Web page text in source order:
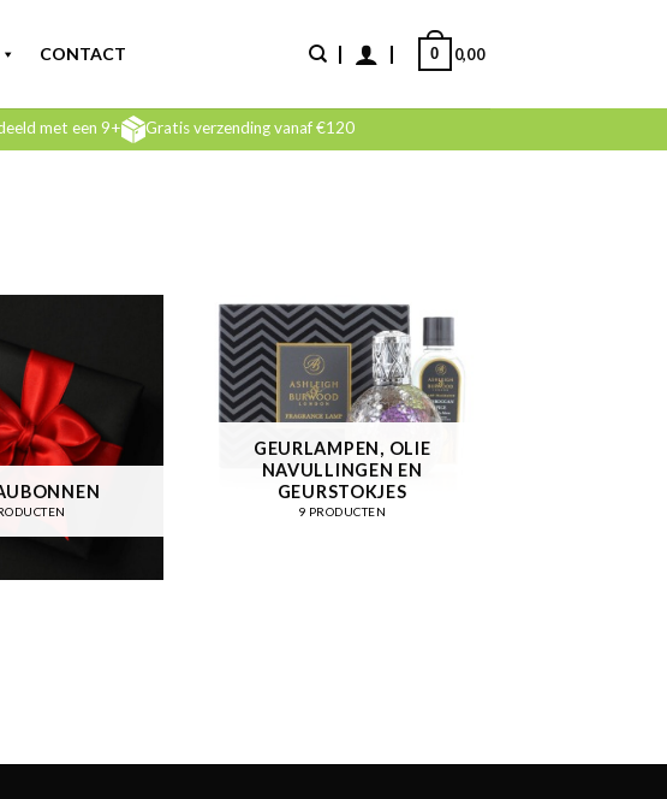
CONTACT 0,00
0
met een 9+ Gratis verzending vanaf €120
GEURLAMPEN, OLIE
NAVULLINGEN EN
GEURSTOKJES
9 PRODUCTEN